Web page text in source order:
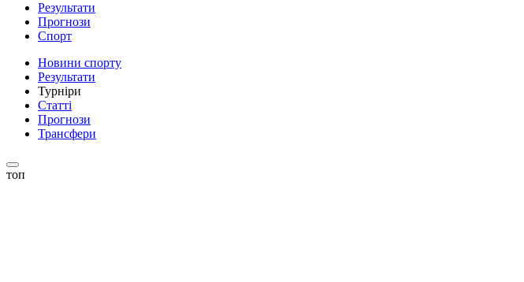
Результати
Прогнози
Спорт
Новини спорту
Результати
Турніри
Статті
Прогнози
Трансфери
топ